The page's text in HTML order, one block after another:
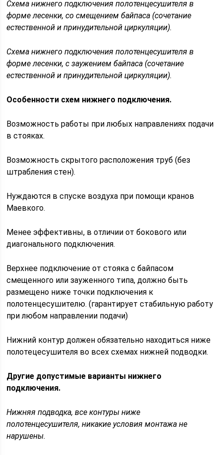
Схема нижнего подключения полотенцесушителя в
форме лесенки, со смещением байпаса (сочетание
естественной и принудительной циркуляции).
Схема нижнего подключения полотенцесушителя в
форме лесенки, с заужением байпаса (сочетание
естественной и принудительной циркуляции).
Особенности схем нижнего подключения.
Возможность работы при любых направлениях подачи
в стояках.
Возможность скрытого расположения труб (без
штрабления стен).
Нуждаются в спуске воздуха при помощи кранов
Маевкого.
Менее эффективны, в отличии от бокового или
диагонального подключения.
Верхнее подключение от стояка с байпасом
смещенного или зауженного типа, должно быть
размещено ниже точки подключения к
полотенцесушителю. (гарантирует стабильную работу
при любом направлении подачи)
Нижний контур должен обязательно находиться ниже
полотецесушителя во всех схемах нижней подводки.
Другие допустимые варианты нижнего
подключения.
Нижняя подводка, все контуры ниже
полотенцесушителя, никакие условия монтажа не
нарушены.